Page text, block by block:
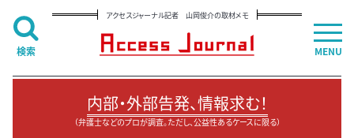
アクセスジャーナル記者 山岡俊介の取材メモ
内部・外部告発、情報求む！
（弁護士などのプロが調査。ただし、公益性あるケースに限る）
MENU
検索